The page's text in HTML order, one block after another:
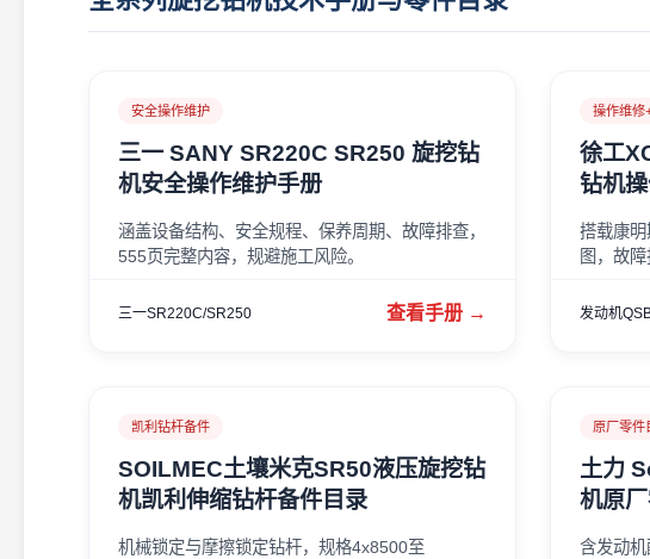
安全操作维护
三一 SANY SR220C SR250 旋挖钻
机安全操作维护手册
涵盖设备结构、安全规程、保养周期、故障排查，
555页完整内容，规避施工风险。
三一SR220C/SR250 查看手册 →
操作维修
徐工
钻机
搭载康
图，故障
发动机
凯利钻杆备件
SOILMEC土壤米克SR50液压旋挖钻
机凯利伸缩钻杆备件目录
机械锁定与摩擦锁定钻杆，规格4x8500至
原厂零件
土力
机原
含发动